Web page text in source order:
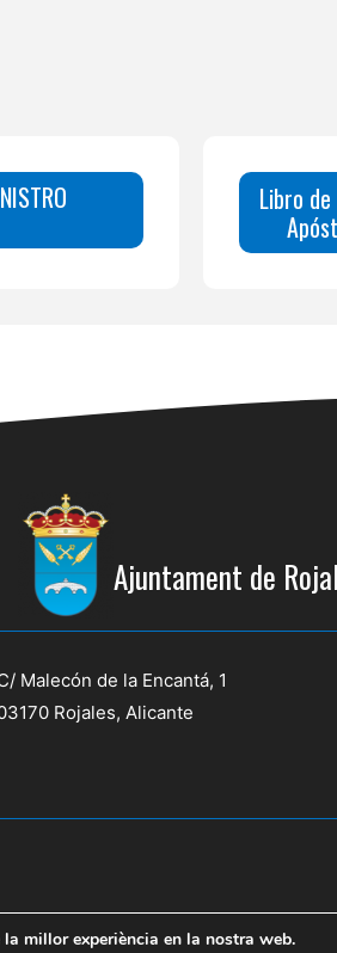
Libro
Ajuntament de
Malecón de la Encantá, 1
Rojales, Alicante
millor experiència en la nostra web.